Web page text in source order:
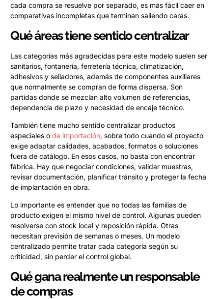
cada compra se resuelve por separado, es más fácil caer en
comparativas incompletas que terminan saliendo caras.
Qué áreas tiene sentido centralizar
Las categorías más agradecidas para este modelo suelen ser
sanitarios, fontanería, ferretería técnica, climatización,
adhesivos y selladores, además de componentes auxiliares
que normalmente se compran de forma dispersa. Son
partidas donde se mezclan alto volumen de referencias,
dependencia de plazo y necesidad de encaje técnico.
También tiene mucho sentido centralizar productos
especiales o de importación, sobre todo cuando el proyecto
exige adaptar calidades, acabados, formatos o soluciones
fuera de catálogo. En esos casos, no basta con encontrar
fábrica. Hay que negociar condiciones, validar muestras,
revisar documentación, planificar tránsito y proteger la fecha
de implantación en obra.
Lo importante es entender que no todas las familias de
producto exigen el mismo nivel de control. Algunas pueden
resolverse con stock local y reposición rápida. Otras
necesitan previsión de semanas o meses. Un modelo
centralizado permite tratar cada categoría según su
criticidad, sin perder el control global.
Qué gana realmente un responsable
de compras